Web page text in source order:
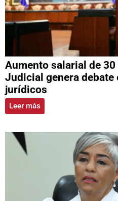
Aumento salarial de 30
Judicial genera debate
jurídicos
Leer más